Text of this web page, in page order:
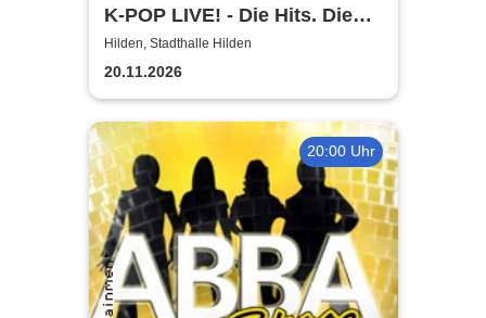
K-POP LIVE! - Die Hits. Die
Moves. Die Show.
Hilden, Stadthalle Hilden
20.11.2026
20:00 Uhr